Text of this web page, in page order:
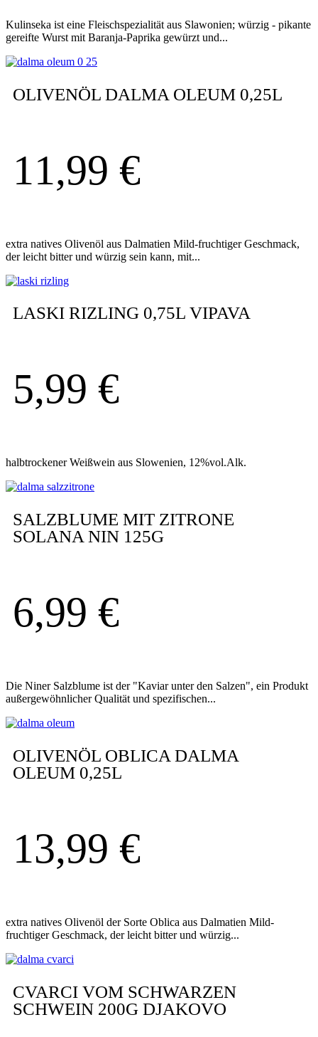
Kulinseka ist eine Fleischspezialität aus Slawonien; würzig - pikante
gereifte Wurst mit Baranja-Paprika gewürzt und...
OLIVENÖL DALMA OLEUM 0,25L
11,99 €
extra natives Olivenöl aus Dalmatien Mild-fruchtiger Geschmack,
der leicht bitter und würzig sein kann, mit...
LASKI RIZLING 0,75L VIPAVA
5,99 €
halbtrockener Weißwein aus Slowenien, 12%vol.Alk.
SALZBLUME MIT ZITRONE
SOLANA NIN 125G
6,99 €
Die Niner Salzblume ist der "Kaviar unter den Salzen", ein Produkt
außergewöhnlicher Qualität und spezifischen...
OLIVENÖL OBLICA DALMA
OLEUM 0,25L
13,99 €
extra natives Olivenöl der Sorte Oblica aus Dalmatien Mild-
fruchtiger Geschmack, der leicht bitter und würzig...
CVARCI VOM SCHWARZEN
SCHWEIN 200G DJAKOVO